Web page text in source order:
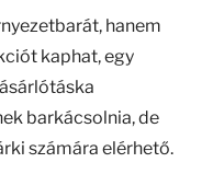
hanem
kaphat, egy
barkácsolnia, de
számára elérhető.